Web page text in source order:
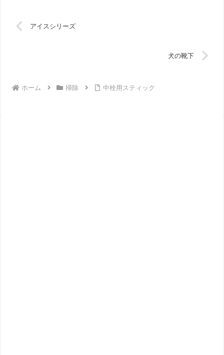
アイスシリーズ
犬の靴下
ホーム 掃除 中栓用スティック